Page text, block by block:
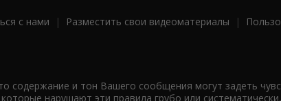
с нами | Разместить свои видеоматериалы |
содержание и тон Вашего сообщения могут задеть
нарушают эти правила грубо или